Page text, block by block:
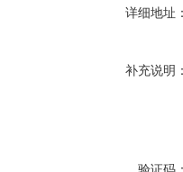
详细地址
补充说明